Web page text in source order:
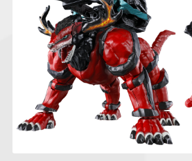
仮面ライダーシリー
ズ
ガンダムシリーズ
キャラパキ
にふぉるめーしょん
＆スクエアシール